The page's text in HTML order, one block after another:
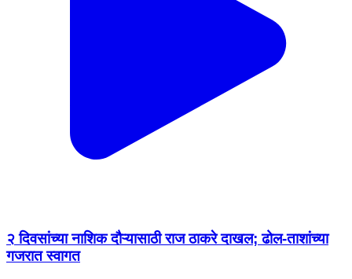
२ दिवसांच्या नाशिक दौऱ्यासाठी राज ठाकरे दाखल; ढोल-ताशांच्या
गजरात स्वागत